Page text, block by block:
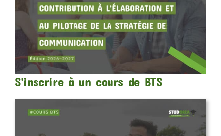
S'inscrire à un cours de BTS